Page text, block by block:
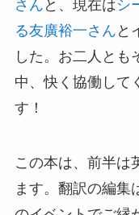
さん と、現在はシ
る友廣裕一さん と
した。お二人とも
中、快く協働して
す！
この本は、前半は
ます。翻訳の編集